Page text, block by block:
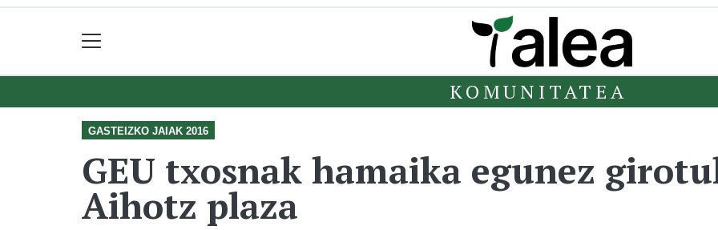
KOMUNITATEA
GASTEIZKO JAIAK 2016
GEU txosnak hamaika egunez
Aihotz plaza